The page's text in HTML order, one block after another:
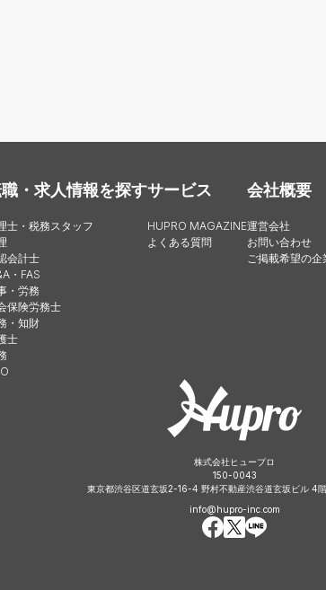
・求人情報を探す
士・税務スタッフ
会計士
・FAS
・労務
保険労務士
・知財
士
サービス
HUPRO MAGAZINE
よくある質問
会社概要
運営会社
お問い合わせ
ご掲載希望の企
株式会社ヒュープロ
150-0043
東京都渋谷区道玄坂2-16-4 野村不動産渋谷道玄坂ビル 4階
info@hupro-inc.com